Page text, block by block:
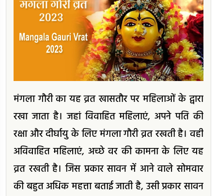
मंगला गौरी का यह व्रत खासतौर पर महिलाओं के द्वारा
रखा जाता है। जहां विवाहित महिलाएं, अपने पति की
रक्षा और दीर्घायु के लिए मंगला गौरी व्रत रखती है। वही
अविवाहित महिलाएं, अच्छे वर की कामना के लिए यह
व्रत रखती है। जिस प्रकार सावन में आने वाले सोमवार
की बहुत अधिक महत्ता बताई जाती है, उसी प्रकार सावन